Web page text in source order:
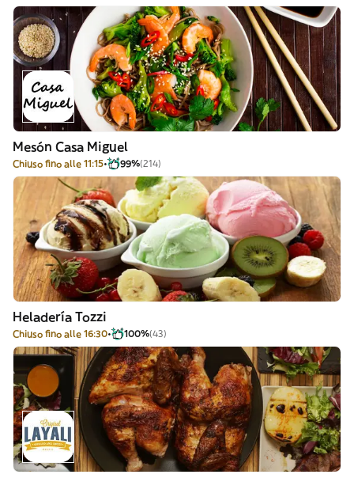
Mesón Casa Miguel
Chiuso fino alle 11:15 99%(214)
Heladería Tozzi
Chiuso fino alle 16:30 100%(43)